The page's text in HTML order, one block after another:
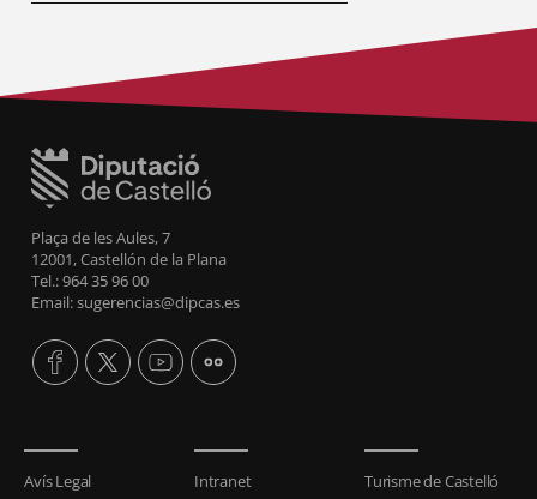
Plaça de les Aules, 7
12001, Castellón de la Plana
Tel.: 964 35 96 00
Email: sugerencias@dipcas.es
Avís Legal
Intranet
Turisme de Castelló